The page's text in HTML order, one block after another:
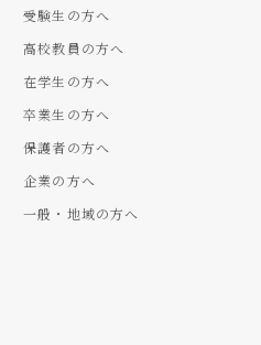
受験生の方へ
高校教員の方へ
在学生の方へ
卒業生の方へ
保護者の方へ
企業の方へ
一般・地域の方へ